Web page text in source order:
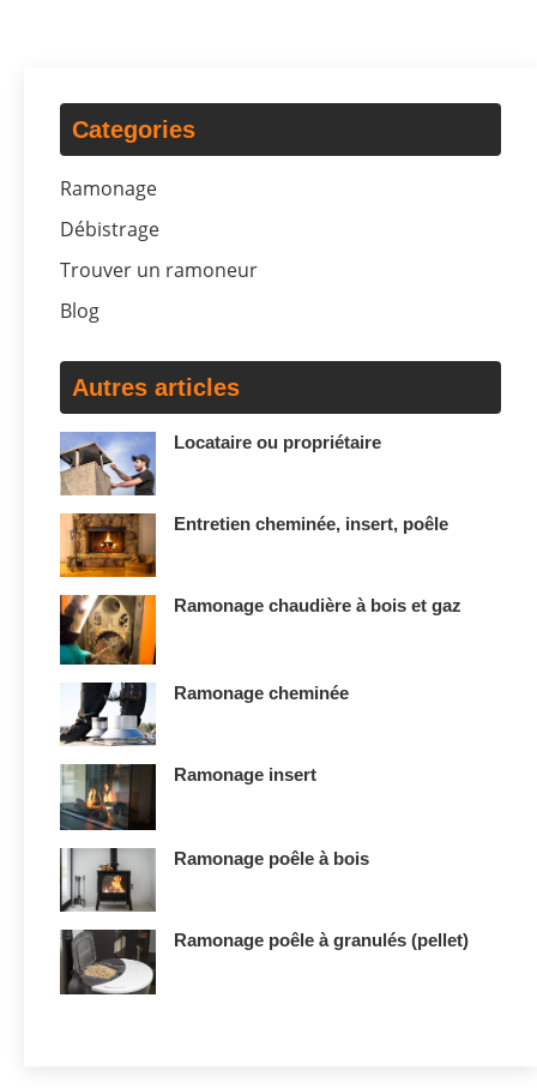
Categories
Ramonage
Débistrage
Trouver un ramoneur
Blog
Autres articles
Locataire ou propriétaire
Entretien cheminée, insert, poêle
Ramonage chaudière à bois et gaz
Ramonage cheminée
Ramonage insert
Ramonage poêle à bois
Ramonage poêle à granulés (pellet)